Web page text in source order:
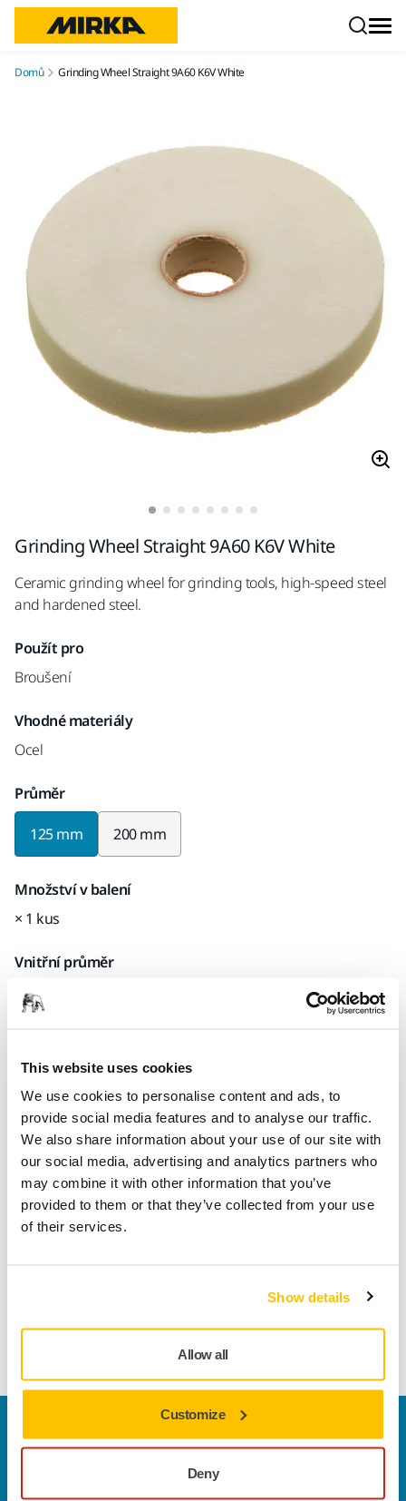
This website uses cookies
We use cookies to personalise content and ads, to
provide social media features and to analyse our traffic.
We also share information about your use of our site with
our social media, advertising and analytics partners who
may combine it with other information that you’ve
provided to them or that they’ve collected from your use
of their services.
Show details
Allow all
Customize
Deny
Domů Grinding Wheel Straight 9A60 K6V White
Grinding Wheel Straight 9A60 K6V White
Ceramic grinding wheel for grinding tools, high-speed steel
and hardened steel.
Použít pro
Broušení
Vhodné materiály
Ocel
Průměr
125 mm 200 mm
Množství v balení
× 1 kus
Vnitřní průměr
32 mm
20 mm
Kód Mirka
7801936032
Chcete se dozvědět více?Kontaktujtenáš odborný
tým podpory, který zodpoví vaše dotazy.